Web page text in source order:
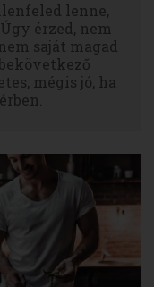
lenne,
érzed, nem
saját magad
mégis jó, ha